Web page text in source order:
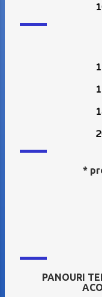
*
PANOURI